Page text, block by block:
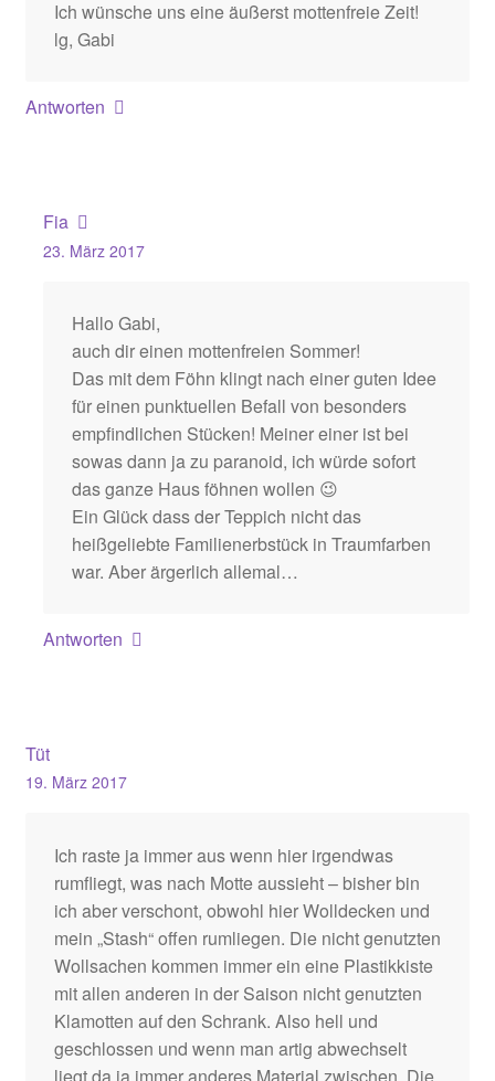
Ich wünsche uns eine äußerst mottenfreie Zeit!
lg, Gabi
Antworten
Fia
23. März 2017
Hallo Gabi,
auch dir einen mottenfreien Sommer!
Das mit dem Föhn klingt nach einer guten Idee
für einen punktuellen Befall von besonders
empfindlichen Stücken! Meiner einer ist bei
sowas dann ja zu paranoid, ich würde sofort
das ganze Haus föhnen wollen 😉
Ein Glück dass der Teppich nicht das
heißgeliebte Familienerbstück in Traumfarben
war. Aber ärgerlich allemal…
Antworten
Tüt
19. März 2017
Ich raste ja immer aus wenn hier irgendwas
rumfliegt, was nach Motte aussieht – bisher bin
ich aber verschont, obwohl hier Wolldecken und
mein „Stash“ offen rumliegen. Die nicht genutzten
Wollsachen kommen immer ein eine Plastikkiste
mit allen anderen in der Saison nicht genutzten
Klamotten auf den Schrank. Also hell und
geschlossen und wenn man artig abwechselt
liegt da ja immer anderes Material zwischen. Die